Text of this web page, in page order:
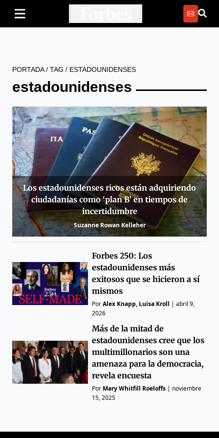
PORTADA/ TAG / ESTADOUNIDENSES
estadounidenses
Los estadounidenses ricos están adquiriendo
ciudadanías como ‘plan B’ en tiempos de
incertidumbre
Suzanne Rowan Kelleher
Forbes 250: Los
estadounidenses más
exitosos que se hicieron a sí
mismos
PorAlex Knapp, Luisa Kroll |abril 9,
2026
Más de la mitad de
estadounidenses cree que los
multimillonarios son una
amenaza para la democracia,
revela encuesta
Por Mary Whitfill Roeloffs | noviembre
15, 2025